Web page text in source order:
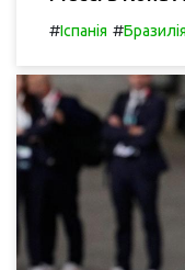
#Іспанія #Бразилія